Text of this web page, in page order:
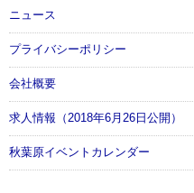
ニュース
プライバシーポリシー
会社概要
求人情報（2018年6月26日公開）
秋葉原イベントカレンダー